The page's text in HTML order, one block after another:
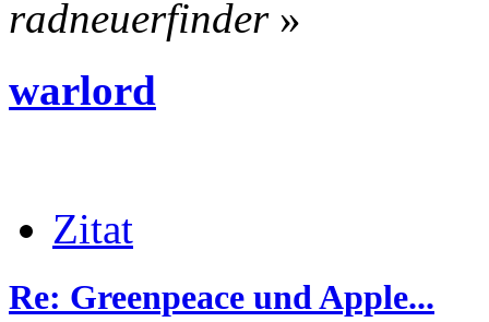
radneuerfinder»
warlord
Zitat
Re: Greenpeace und Apple...